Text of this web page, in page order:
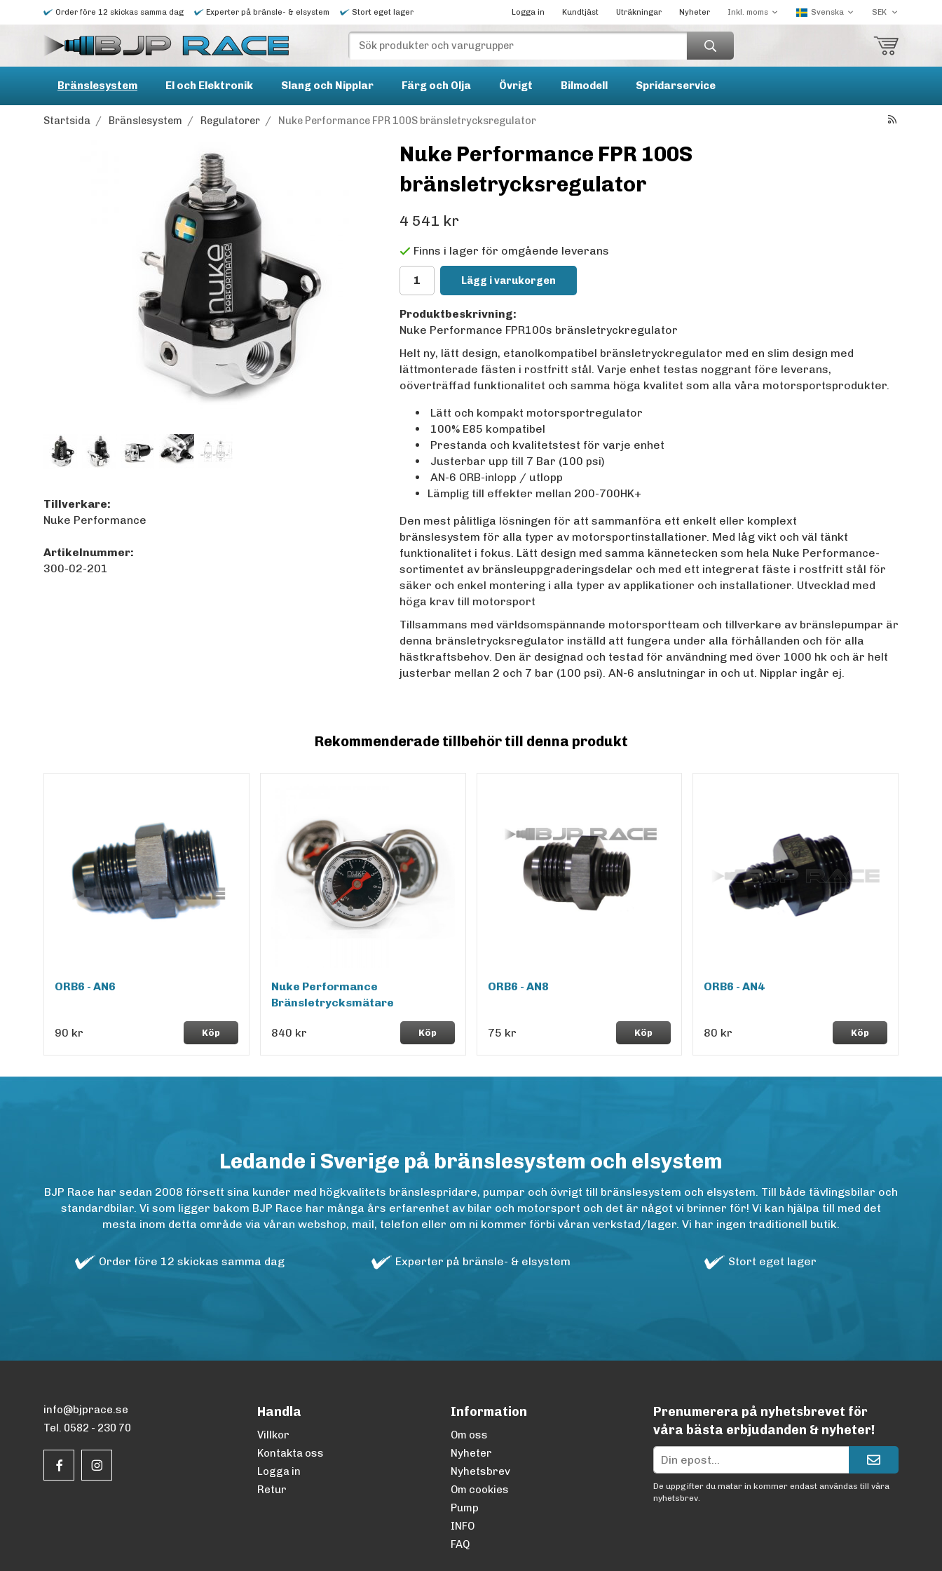
Order före 12 skickas samma dag Experter på bränsle- & elsystem Stort eget lager Logga in Kundtjäst Uträkningar Nyheter
Bränslesystem El och Elektronik Slang och Nipplar Färg och Olja Övrigt Bilmodell Spridarservice
Startsida / Bränslesystem / Regulatorer / Nuke Performance FPR 100S bränsletrycksregulator
Nuke Performance FPR 100S
bränsletrycksregulator
4 541 kr
Finns i lager för omgående leverans
Lägg i varukorgen
Produktbeskrivning:
Nuke Performance FPR100s bränsletryckregulator
Helt ny, lätt design, etanolkompatibel bränsletryckregulator med en slim design med
lättmonterade fästen i rostfritt stål. Varje enhet testas noggrant före leverans,
oöverträffad funktionalitet och samma höga kvalitet som alla våra motorsportsprodukter.
Lätt och kompakt motorsportregulator
100% E85 kompatibel
Prestanda och kvalitetstest för varje enhet
Justerbar upp till 7 Bar (100 psi)
AN-6 ORB-inlopp / utlopp
Lämplig till effekter mellan 200-700HK+
Den mest pålitliga lösningen för att sammanföra ett enkelt eller komplext
bränslesystem för alla typer av motorsportinstallationer. Med låg vikt och väl tänkt
funktionalitet i fokus. Lätt design med samma kännetecken som hela Nuke Performance-
sortimentet av bränsleuppgraderingsdelar och med ett integrerat fäste i rostfritt stål för
säker och enkel montering i alla typer av applikationer och installationer. Utvecklad med
höga krav till motorsport
Tillsammans med världsomspännande motorsportteam och tillverkare av bränslepumpar är
denna bränsletrycksregulator inställd att fungera under alla förhållanden och för alla
hästkraftsbehov. Den är designad och testad för användning med över 1000 hk och är helt
justerbar mellan 2 och 7 bar (100 psi). AN-6 anslutningar in och ut. Nipplar ingår ej.
Tillverkare:
Nuke Performance
Artikelnummer:
300-02-201
Rekommenderade tillbehör till denna produkt
ORB6 - AN6
90 kr Köp
Nuke Performance
Bränsletrycksmätare
840 kr Köp
ORB6 - AN8
75 kr Köp
ORB6 - AN4
80 kr Köp
Ledande i Sverige på bränslesystem och elsystem
BJP Race har sedan 2008 försett sina kunder med högkvalitets bränslespridare, pumpar och övrigt till bränslesystem och elsystem. Till både tävlingsbilar och
standardbilar. Vi som ligger bakom BJP Race har många års erfarenhet av bilar och motorsport och det är något vi brinner för! Vi kan hjälpa till med det
mesta inom detta område via våran webshop, mail, telefon eller om ni kommer förbi våran verkstad/lager. Vi har ingen traditionell butik.
Order före 12 skickas samma dag Experter på bränsle- & elsystem Stort eget lager
info@bjprace.se
Tel. 0582 - 230 70
Handla
Villkor
Kontakta oss
Logga in
Retur
Information
Om oss
Nyheter
Nyhetsbrev
Om cookies
Pump
INFO
FAQ
Prenumerera på nyhetsbrevet för
våra bästa erbjudanden & nyheter!
De uppgifter du matar in kommer endast användas till våra
nyhetsbrev.